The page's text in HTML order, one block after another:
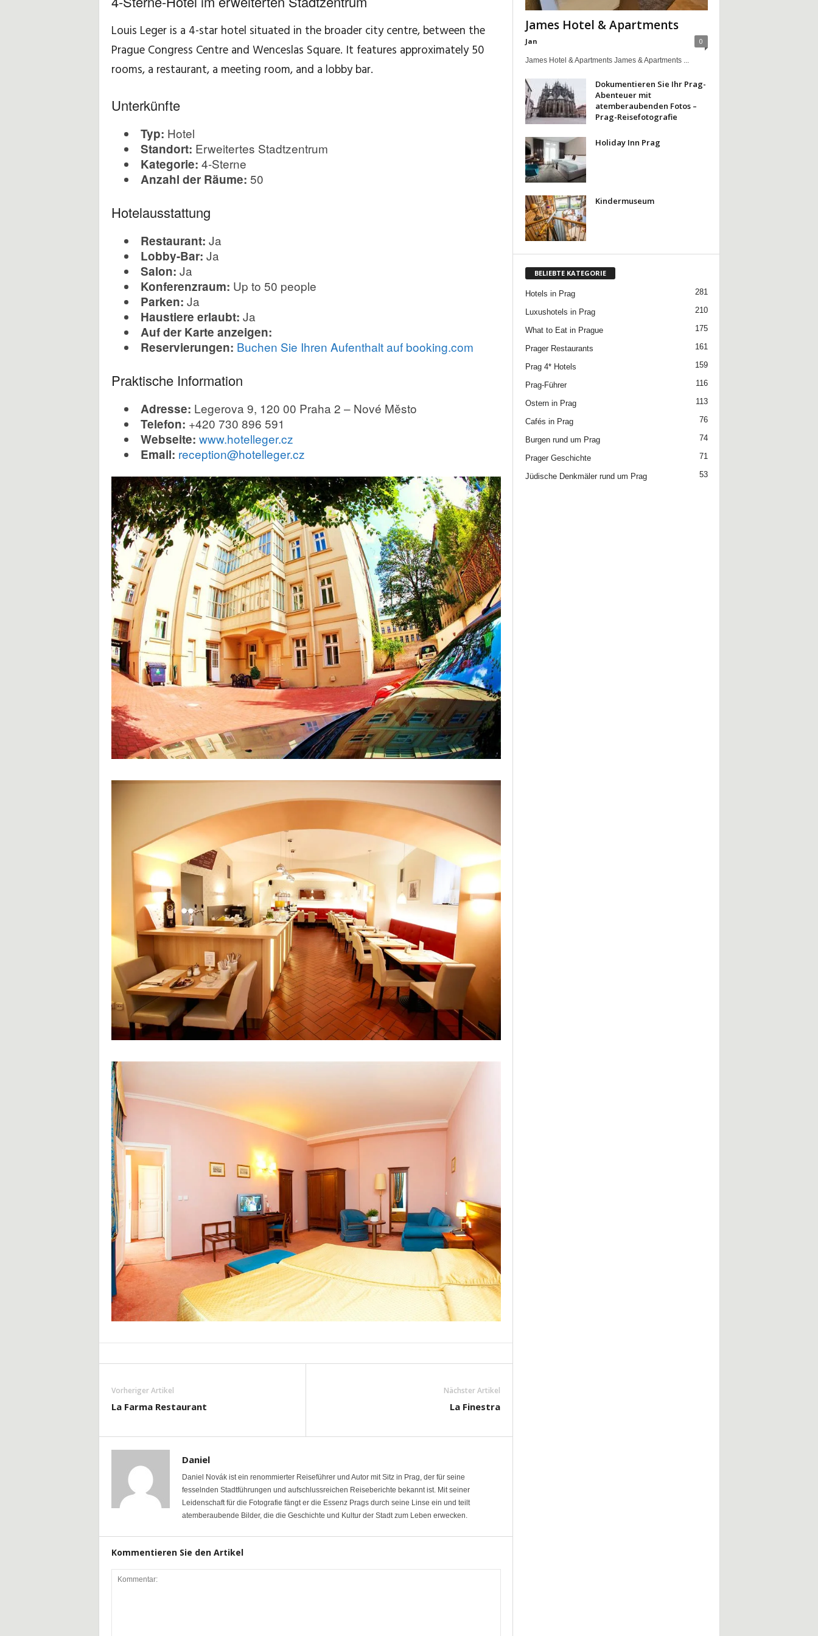
e
e
n
d
-
i
p
p
Louis Leger is a 4-star hotel situated in the broader city centre, between the
Prague Congress Centre and Wenceslas Square. It features approximately 50
rooms, a restaurant, a meeting room, and a lobby bar.
Unterkünfte
Typ: Hotel
Standort: Erweitertes Stadtzentrum
Kategorie: 4-Sterne
Anzahl der Räume: 50
Hotelausstattung
Restaurant: Ja
Lobby-Bar: Ja
Salon: Ja
Konferenzraum: Up to 50 people
Parken: Ja
Haustiere erlaubt: Ja
Auf der Karte anzeigen:
Reservierungen: Buchen Sie Ihren Aufenthalt auf booking.com
Praktische Information
Adresse: Legerova 9, 120 00 Praha 2 – Nové Město
Telefon: +420 730 896 591
Webseite: www.hotelleger.cz
Email: reception@hotelleger.cz
Vorheriger Artikel
La Farma Restaurant
Nächster Artikel
La Finestra
Daniel
Daniel Novák ist ein renommierter Reiseführer und Autor mit Sitz in Prag, der für seine
fesselnden Stadtführungen und aufschlussreichen Reiseberichte bekannt ist. Mit seiner
Leidenschaft für die Fotografie fängt er die Essenz Prags durch seine Linse ein und teilt
atemberaubende Bilder, die die Geschichte und Kultur der Stadt zum Leben erwecken.
Kommentieren Sie den Artikel
James Hotel & Apartments
Jan 0
James Hotel & Apartments James & Apartments ...
Dokumentieren Sie Ihr Prag-
Abenteuer mit
atemberaubenden Fotos –
Prag-Reisefotografie
Holiday Inn Prag
Kindermuseum
BELIEBTE KATEGORIE
Hotels in Prag 281
Luxushotels in Prag 210
What to Eat in Prague 175
Prager Restaurants 161
Prag 4* Hotels 159
Prag-Führer 116
Ostern in Prag 113
Cafés in Prag 76
Burgen rund um Prag 74
Prager Geschichte 71
Jüdische Denkmäler rund um Prag 53